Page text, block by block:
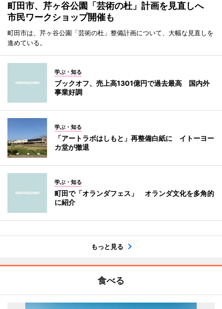
町田市、芹ヶ谷公園「芸術の杜」計画を見直しへ
市民ワークショップ開催も
町田市は、芹ヶ谷公園「芸術の杜」整備計画について、大幅な見直しを
進めている。
学ぶ・知る
ブックオフ、売上高1301億円で過去最高 国内外
事業好調
学ぶ・知る
「アートラボはしもと」再整備白紙に イトーヨー
カ堂が撤退
学ぶ・知る
町田で「オランダフェス」 オランダ文化を多角的
に紹介
もっと見る
食べる